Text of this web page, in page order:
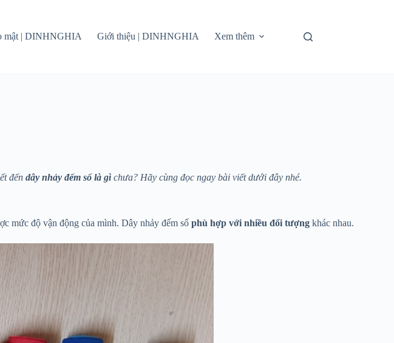
mật | DINHNGHIA Giới thiệu | DINHNGHIA Xem thêm
đến dây nhảy đếm số là gì chưa? Hãy cùng đọc ngay bài viết dưới đây nhé.
mức độ vận động của mình. Dây nhảy đếm số phù hợp với nhiều đối tượng khác nhau.